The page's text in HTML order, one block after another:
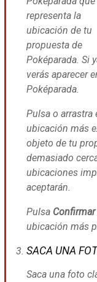
representa la
ubicación de tu
propuesta de
Poképarada. Si
verás aparecer
Poképarada.
Pulsa o arrastra
ubicación más
objeto de tu
demasiado
ubicaciones
aceptarán.
Pulsa Confirmar
ubicación más
SACA UNA
Saca una foto